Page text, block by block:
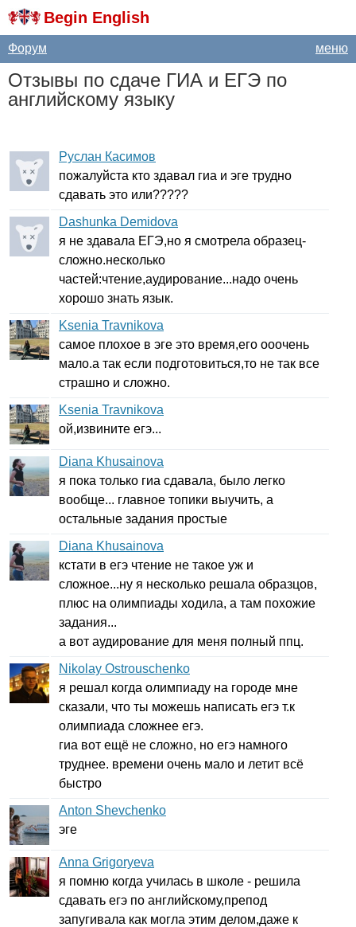
Begin English
меню
Форум
Отзывы по сдаче ГИА и ЕГЭ по
английскому языку
Руслан Касимов
пожалуйста кто здавал гиа и эге трудно
сдавать это или?????
Dashunka Demidova
я не здавала ЕГЭ,но я смотрела образец-
сложно.несколько
частей:чтение,аудирование...надо очень
хорошо знать язык.
Ksenia Travnikova
самое плохое в эге это время,его ооочень
мало.а так если подготовиться,то не так все
страшно и сложно.
Ksenia Travnikova
ой,извините егэ...
Diana Khusainova
я пока только гиа сдавала, было легко
вообще... главное топики выучить, а
остальные задания простые
Diana Khusainova
кстати в егэ чтение не такое уж и
сложное...ну я несколько решала образцов,
плюс на олимпиады ходила, а там похожие
задания...
а вот аудирование для меня полный ппц.
Nikolay Ostrouschenko
я решал когда олимпиаду на городе мне
сказали, что ты можешь написать егэ т.к
олимпиада сложнее егэ.
гиа вот ещё не сложно, но егэ намного
труднее. времени очень мало и летит всё
быстро
Anton Shevchenko
эге
Anna Grigoryeva
я помню когда училась в школе - решила
сдавать егэ по английскому,препод
запугивала как могла этим делом,даже к